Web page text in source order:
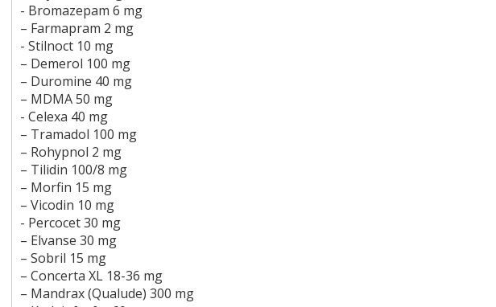
- Bromazepam 6 mg
– Farmapram 2 mg
- Stilnoct 10 mg
– Demerol 100 mg
– Duromine 40 mg
– MDMA 50 mg
- Celexa 40 mg
– Tramadol 100 mg
– Rohypnol 2 mg
– Tilidin 100/8 mg
– Morfin 15 mg
– Vicodin 10 mg
- Percocet 30 mg
– Elvanse 30 mg
– Sobril 15 mg
– Concerta XL 18-36 mg
– Mandrax (Qualude) 300 mg